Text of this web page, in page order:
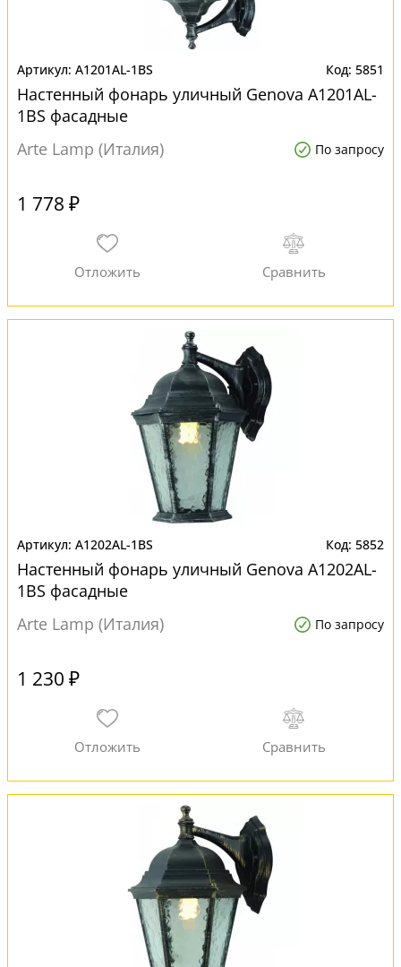
A1201AL-1BS 5851
Настенный фонарь уличный Genova A1201AL-
1BS фасадные
Arte Lamp (Италия)
По запросу
1 778 ₽
A1202AL-1BS 5852
Настенный фонарь уличный Genova A1202AL-
1BS фасадные
Arte Lamp (Италия)
По запросу
1 230 ₽